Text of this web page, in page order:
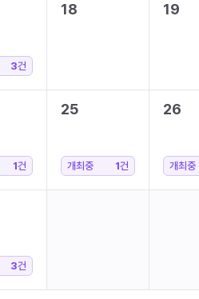
3건
18 19
1건
25
개최중 1건
26
개최중
3건